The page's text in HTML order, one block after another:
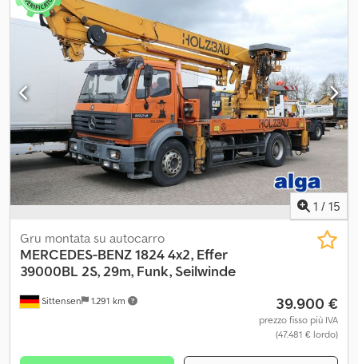
1 / 15
Sittensen 1.291 km
Gru montata su autocarro
MERCEDES-BENZ1824 4x2, Effer
39000BL 2S, 29m, Funk, Seilwinde
39.900 €
prezzo fisso più IVA
(47.481 € lordo)